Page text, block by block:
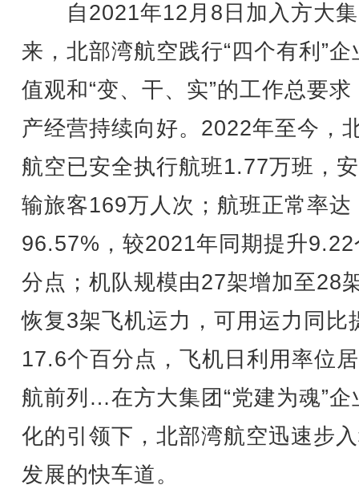
自2021年12月8日加入方大集
来，北部湾航空践行“四个有利”企
值观和“变、干、实”的工作总要求
产经营持续向好。2022年至今，
航空已安全执行航班1.77万班，
输旅客169万人次；航班正常率达
96.57%，较2021年同期提升9.22
分点；机队规模由27架增加至28
恢复3架飞机运力，可用运力同比
17.6个百分点，飞机日利用率位
航前列…在方大集团“党建为魂”企
化的引领下，北部湾航空迅速步
发展的快车道。